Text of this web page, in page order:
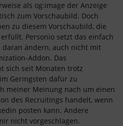
als og:image der Anzeige
zum Vorschaubild. Doch
zu diesem Vorschaubild, die
Personio setzt das einfach
ändern, auch nicht mit
Addon. Das
sich seit Monaten trotz
Geringsten dafür zu
meiner Meinung nach um einen
des Recruitings handelt, wenn
posten kann. Andere
nicht vorgeschlagen.